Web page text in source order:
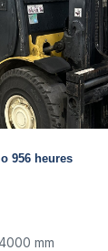
956 heures
mm